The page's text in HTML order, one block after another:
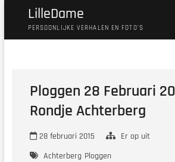
LilleDame
PERSOONLIJKE VERHALEN EN FOTO'S
Ploggen 28 Februari
Rondje Achterberg
28 februari 2015
Er op uit
Achterberg Ploggen